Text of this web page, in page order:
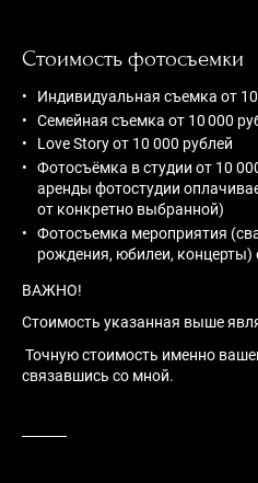
Стоимость фотосъемки
Индивидуальная съемка от
Семейная съемка от 10 000
Love Story от 10 000 рублей
Фотосъёмка в студии от 10
аренды фотостудии
от конкретно выбранной)
Фотосъемка мероприятия
рождения, юбилеи, концерты)
ВАЖНО!
Стоимость указанная выше
Точную стоимость именно
связавшись со мной.